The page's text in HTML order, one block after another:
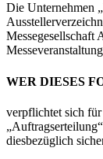
Die Unternehmen
Messegesellschaft
WER DIESES
verpflichtet sich
diesbezüglich